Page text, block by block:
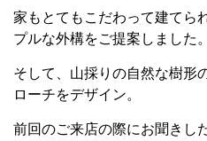
家もとてもこだわって建てら
プルな外構をご提案しました。
そして、山採りの自然な樹形
ローチをデザイン。
前回のご来店の際にお聞きし